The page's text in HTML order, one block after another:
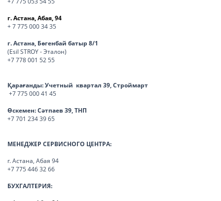
г. Астана, Абая, 94
+ 7 775 000 34 35
г. Астана, Бөгенбай батыр 8/1
(Esil STROY - Эталон)
+7 778 001 52 55
Қарағанды:Учетный квартал 39, Строймарт
+7 775 000 41 45
Өскемен:Сәтпаев 39, ТНП
+7 701 234 39 65
МЕНЕДЖЕР СЕРВИСНОГО ЦЕНТРА:
г. Астана, Абая 94
+7 775 446 32 66
БУХГАЛТЕРИЯ: